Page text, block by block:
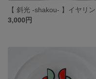
3,000円